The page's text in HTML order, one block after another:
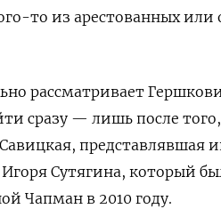
то из арестованных или
рассматривает
сразу — лишь после
представлявшая
Сутягина, который
Чапман в 2010 году.